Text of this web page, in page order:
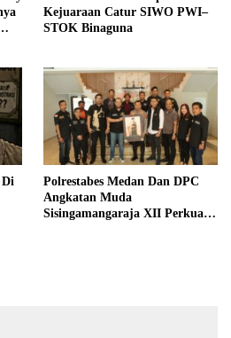
Kejuaraan Catur SIWO PWI–
STOK Binaguna
Di
Polrestabes Medan Dan DPC
Angkatan Muda
Sisingamangaraja XII Perkuat